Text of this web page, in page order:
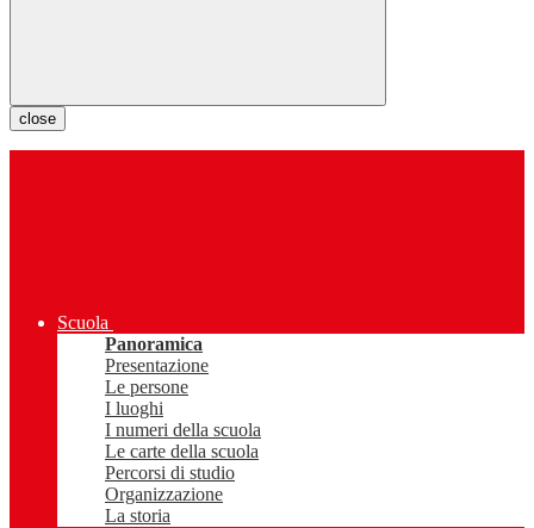
close
Scuola
Panoramica
Presentazione
Le persone
I luoghi
I numeri della scuola
Le carte della scuola
Percorsi di studio
Organizzazione
La storia